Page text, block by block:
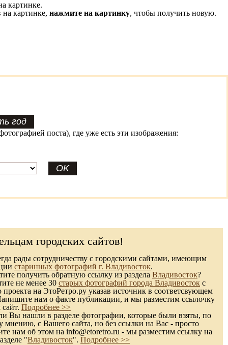
картинке.
картинке, нажмите на картинку, чтобы получить новую.
поста), где уже есть эти изображения:
городских сайтов!
рады сотрудничеству с городскими сайтами, имеющим
старинных фотографий г. Владивосток.
получить обратную ссылку из раздела Владивосток?
не менее 30 старых фотографий города Владивосток с
на ЭтоРетро.ру указав источник в соответсвующем
нам о факте публикации, и мы разместим ссылочку
Подробнее >>
Вы нашли в разделе фотографии, которые были взяты, по
мнению, с Вашего сайта, но без ссылки на Вас - просто
нам об этом на info@etoretro.ru - мы разместим ссылку на
"Владивосток". Подробнее >>